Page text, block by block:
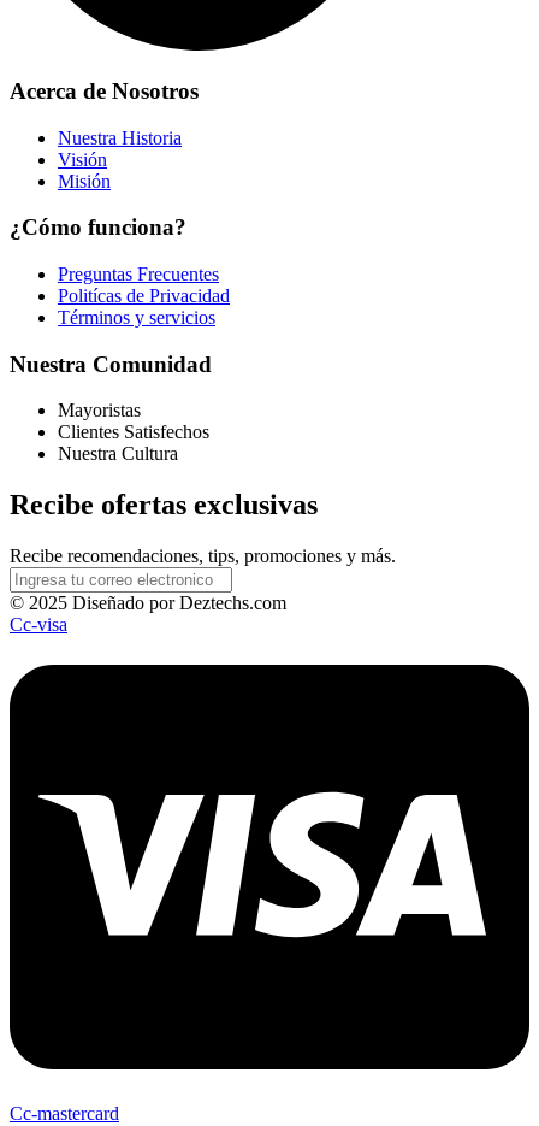
Acerca de Nosotros
Nuestra Historia
Visión
Misión
¿Cómo funciona?
Preguntas Frecuentes
Politícas de Privacidad
Términos y servicios
Nuestra Comunidad
Mayoristas
Clientes Satisfechos
Nuestra Cultura
Recibe ofertas exclusivas
Recibe recomendaciones, tips, promociones y más.
© 2025 Diseñado por Deztechs.com
Cc-visa
Cc-mastercard